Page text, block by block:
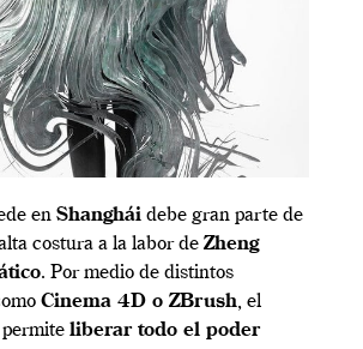
en Shanghái debe gran parte de
costura a la labor de Zheng
. Por medio de distintos
Cinema 4D o ZBrush, el
liberar todo el poder